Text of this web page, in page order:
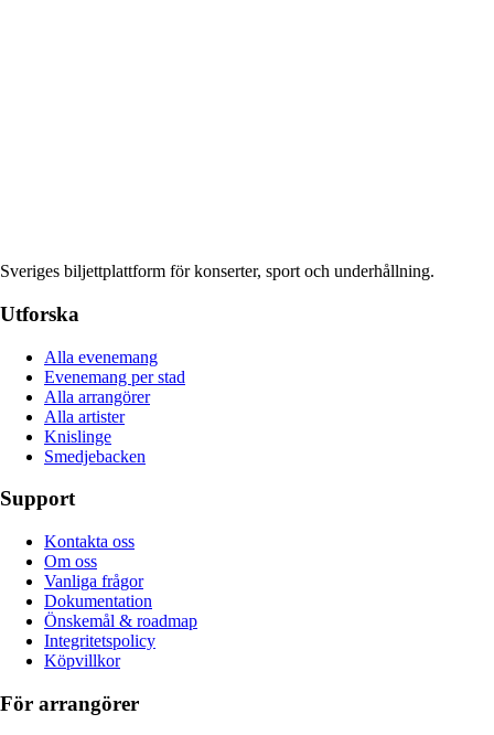
Sveriges biljettplattform för konserter, sport och underhållning.
Utforska
Alla evenemang
Evenemang per stad
Alla arrangörer
Alla artister
Knislinge
Smedjebacken
Support
Kontakta oss
Om oss
Vanliga frågor
Dokumentation
Önskemål & roadmap
Integritetspolicy
Köpvillkor
För arrangörer